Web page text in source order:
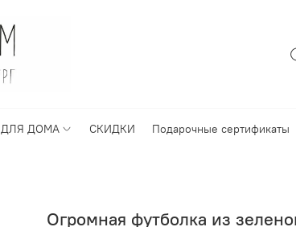
ДЛЯ ДОМА СКИДКИ Подарочные сертификаты
Огромная футболка из